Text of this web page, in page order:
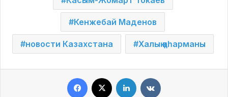
Кенжебай Маденов
новости Казахстана Халық қаһарманы